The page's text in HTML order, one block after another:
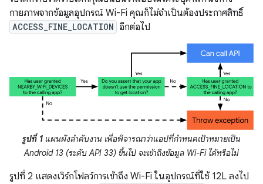
กายภาพจากข้อมูลอุปกรณ์ Wi-Fi คุณก็ไม่จำเป็นต้องประกาศสิทธิ์
ACCESS_FINE_LOCATION อีกต่อไป
รูปที่ 1 แผนผังลำดับงาน เพื่อพิจารณาว่าแอปที่กำหนดเป้าหมายเป็น
Android 13 (ระดับ API 33) ขึ้นไป จะเข้าถึงข้อมูล Wi-Fi ได้หรือไม่
รูปที่ 2 แสดงเวิร์กโฟลว์การเข้าถึง Wi-Fi ในอุปกรณ์ที่ใช้ 12L ลงไป